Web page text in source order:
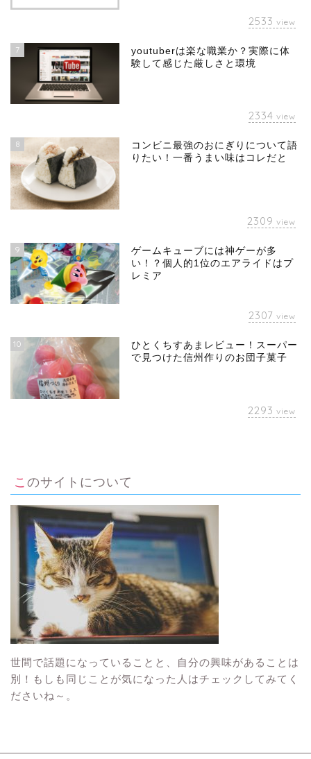
2533 view
7
youtuberは楽な職業か？実際に体
験して感じた厳しさと環境
2334 view
8
コンビニ最強のおにぎりについて語
りたい！一番うまい味はコレだと
2309 view
9
ゲームキューブには神ゲーが多
い！？個人的1位のエアライドはプ
レミア
2307 view
10
ひとくちすあまレビュー！スーパー
で見つけた信州作りのお団子菓子
2293 view
このサイトについて
世間で話題になっていることと、自分の興味があることは
別！もしも同じことが気になった人はチェックしてみてく
ださいね～。